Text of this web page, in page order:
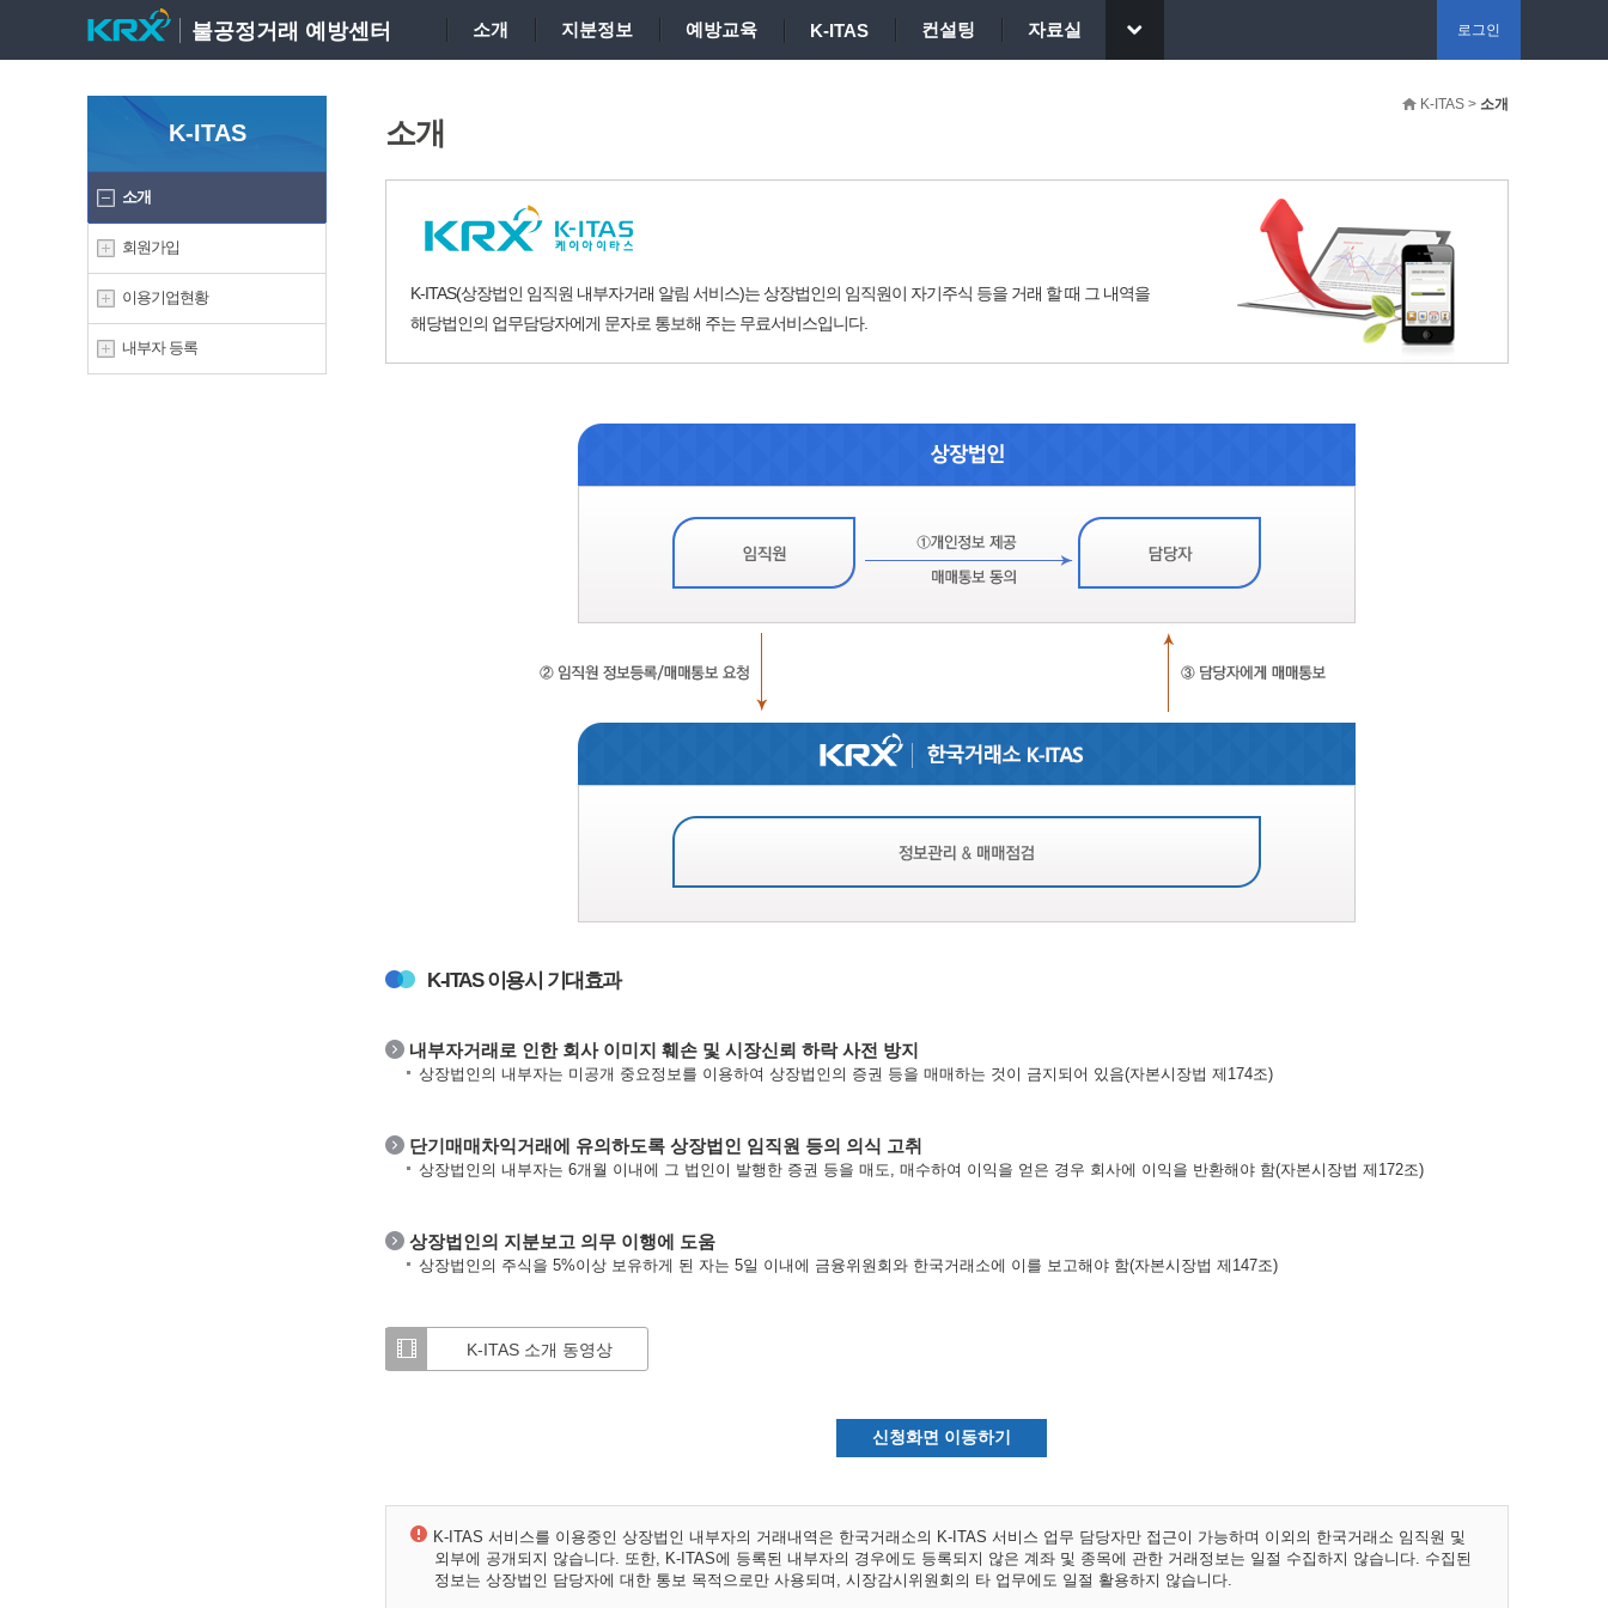
불공정거래 예방센터 소개 지분정보 예방교육 K-ITAS 컨설팅 자료실 로그인
K-ITAS
소개
회원가입
이용기업현황
내부자 등록
K-ITAS > 소개
소개
K-ITAS(상장법인 임직원 내부자거래 알림 서비스)는 상장법인의 임직원이 자기주식 등을 거래 할 때 그 내역을
해당법인의 업무담당자에게 문자로 통보해 주는 무료서비스입니다.
K-ITAS 이용시 기대효과
내부자거래로 인한 회사 이미지 훼손 및 시장신뢰 하락 사전 방지
상장법인의 내부자는 미공개 중요정보를 이용하여 상장법인의 증권 등을 매매하는 것이 금지되어 있음(자본시장법 제174조)
단기매매차익거래에 유의하도록 상장법인 임직원 등의 의식 고취
상장법인의 내부자는 6개월 이내에 그 법인이 발행한 증권 등을 매도, 매수하여 이익을 얻은 경우 회사에 이익을 반환해야 함(자본시장법 제172조)
상장법인의 지분보고 의무 이행에 도움
상장법인의 주식을 5%이상 보유하게 된 자는 5일 이내에 금융위원회와 한국거래소에 이를 보고해야 함(자본시장법 제147조)
K-ITAS 소개 동영상
신청화면 이동하기
K-ITAS 서비스를 이용중인 상장법인 내부자의 거래내역은 한국거래소의 K-ITAS 서비스 업무 담당자만 접근이 가능하며 이외의 한국거래소 임직원 및
외부에 공개되지 않습니다. 또한, K-ITAS에 등록된 내부자의 경우에도 등록되지 않은 계좌 및 종목에 관한 거래정보는 일절 수집하지 않습니다. 수집된
정보는 상장법인 담당자에 대한 통보 목적으로만 사용되며, 시장감시위원회의 타 업무에도 일절 활용하지 않습니다.